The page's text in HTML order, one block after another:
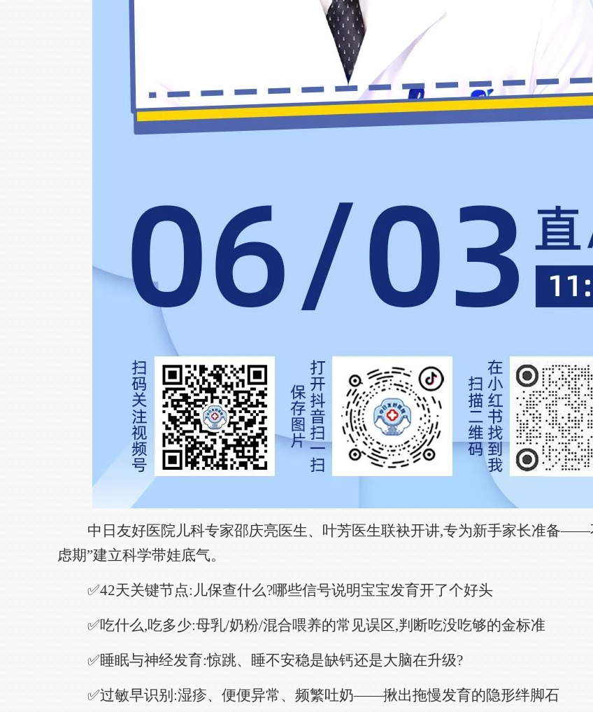
中日友好医院儿科专家邵庆亮医生、叶芳医生联袂开讲,专为新手家长准备
虑期”建立科学带娃底气。
✅42天关键节点:儿保查什么?哪些信号说明宝宝发育开了个好头
✅吃什么,吃多少:母乳/奶粉/混合喂养的常见误区,判断吃没吃够的金标准
✅睡眠与神经发育:惊跳、睡不安稳是缺钙还是大脑在升级?
✅过敏早识别:湿疹、便便异常、频繁吐奶——揪出拖慢发育的隐形绊脚石